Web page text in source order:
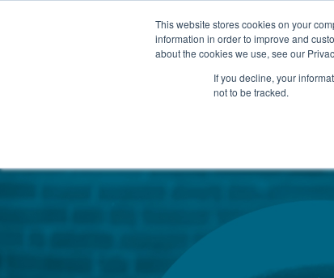
This website stores cookies on your
information in order to improve and
about the cookies we use, see our
If you decline, your
not to be tracked.
我們的醫護團隊